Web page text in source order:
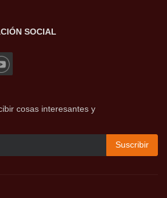
SOCIAL
cosas interesantes y
Suscribir